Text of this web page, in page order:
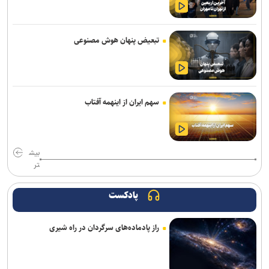
پاکدل: تیم ملی هندبال بدون لژیونرها راهی بازی‌های آسیایی ناگویا
می‌شود/ نباید انتظار بیهوده‌ای ایجاد کنیم
اصغرزاده: پوررشید مشکل اسپانسرینگ ملوان را حل کرد/ سعداوی و
مرزبان با تیم تمرین می‌کنند
تور جهانی تنیس صربستان| بازماندن یزدانی از صعود به فینال
انتصاب سرپرست جدید فدراسیون ورزش کارگری
واکنش باشگاه استقلال خوزستان به درگیری مدیرعامل و اعضای هیات
شکاری به پیکان پیوست
تساوی پرسپولیس و آلومینیوم در دیدار دوستانه/ تیم تارتار بالاخره گل
خورد
اژدهاکش رسما پرسپولیسی شد
تبعیض پنهان هوش مصنوعی
سهم ایران از اینهمه آفتاب
بیش
تر
پادکست
راز پادماده‌های سرگردان در راه شیری